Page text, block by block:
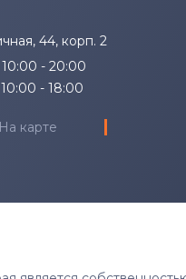
44, корп. 2
10:00 - 20:00
10:00 - 18:00
На карте